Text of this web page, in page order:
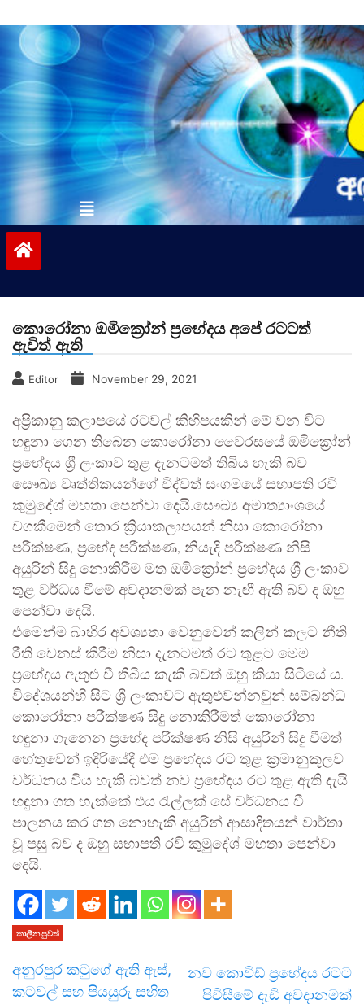
to
contentvinivida.lk
කොරෝනා ඔමික්‍රෝන් ප‍්‍රභේදය අපේ රටටත්
ඇවිත් ඇති
Editor November 29, 2021
අප්‍රිකානු කලාපයේ රටවල් කිහිපයකින් මේ වන විට
හඳුනා ගෙන තිබෙන කොරෝනා වෛරසයේ ඔමික්‍රෝන්
ප‍්‍රභේදය ශ්‍රී ලංකාව තුළ දැනටමත් තිබිය හැකි බව
සෞඛ්‍ය වෘත්තිකයන්ගේ විද්වත් සංගමයේ සභාපති රවි
කුමුදේශ් මහතා පෙන්වා දෙයි.සෞඛ්‍ය අමාත්‍යාංශයේ
වගකීමෙන් තොර ක්‍රියාකලාපයන් නිසා කොරෝනා
පරීක්ෂණ, ප්‍රභේද පරීක්ෂණ, නියැදි පරීක්ෂණ නිසි
අයුරින් සිදු නොකිරීම මත ඔමික්‍රෝන් ප‍්‍රභේදය ශ්‍රී ලංකාව
තුළ වර්ධය වීමේ අවදානමක් පැන නැඟී ඇති බව ද ඔහු
පෙන්වා දෙයි.
එමෙන්ම බාහිර අවශ්‍යතා වෙනුවෙන් කලින් කලට නීති
රීති වෙනස් කිරීම නිසා දැනටමත් රට තුළට මෙම
ප්‍රභේදය ඇතුළු වී තිබිය කැකි බවත් ඔහු කියා සිටියේ ය.
විදේශයන්හි සිට ශ්‍රී ලංකාවට ඇතුළුවන්නවුන් සම්බන්ධ
කොරෝනා පරීක්ෂණ සිදු නොකිරීමත් කොරෝනා
හඳුනා ගැනෙන ප්‍රභේද පරීක්ෂණ නිසි අයුරින් සිදු වීමත්
හේතුවෙන් ඉදිරියේදී එම ප්‍රභේදය රට තුළ ක්‍රමානුකූලව
වර්ධනය විය හැකි බවත් නව ප්‍රභේදය රට තුළ ඇති දැයි
හඳුනා ගත හැක්කේ එය රැල්ලක් සේ වර්ධනය වී
පාලනය කර ගත නොහැකි අයුරින් ආසාදිතයන් වාර්තා
වූ පසු බව ද ඔහු සභාපති රවි කුමුදේශ් මහතා පෙන්වා
දෙයි.
කාලීන පුවත්
අනුරපුර කටුගේ ඇති ඇස්,
කටවල් සහ පියයුරු සහිත
නව කොවිඩ් ප්‍රභේදය රටට
පිවිසීමේ දැඩි අවදානමක්